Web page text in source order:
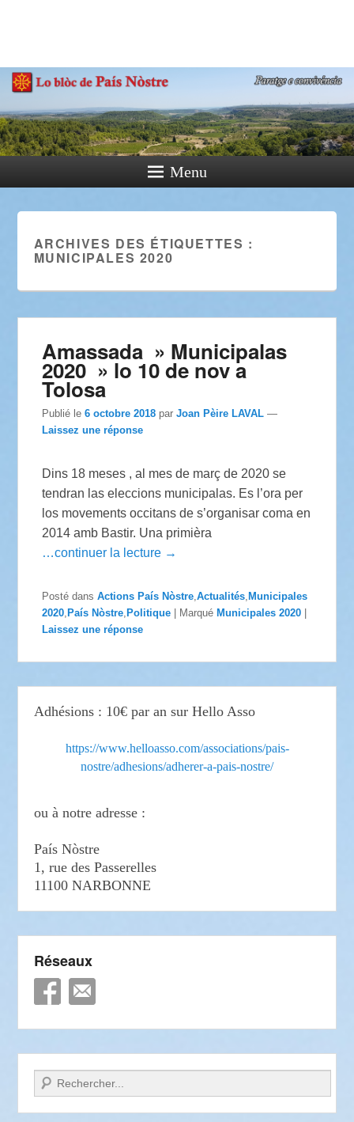
Paratge e Convivència
Menu
ARCHIVES DES ÉTIQUETTES :
MUNICIPALES 2020
Amassada » Municipalas
2020 » lo 10 de nov a
Tolosa
Publié le6 octobre 2018 parJoan Pèire LAVAL —
Laissez une réponse
Dins 18 meses , al mes de març de 2020 se
tendran las eleccions municipalas. Es l’ora per
los movements occitans de s’organisar coma en
2014 amb Bastir. Una primièra
…continuer la lecture →
Posté dans Actions País Nòstre ,Actualités Municipales
2020 País Nòstre Politique Marqué Municipales 2020
Laissez une réponse
Adhésions : 10€ par an sur Hello Asso
https://www.helloasso.com/associations/pais-
nostre/adhesions/adherer-a-pais-nostre/
ou à notre adresse :
País Nòstre
1, rue des Passerelles
11100 NARBONNE
Réseaux
Recherche